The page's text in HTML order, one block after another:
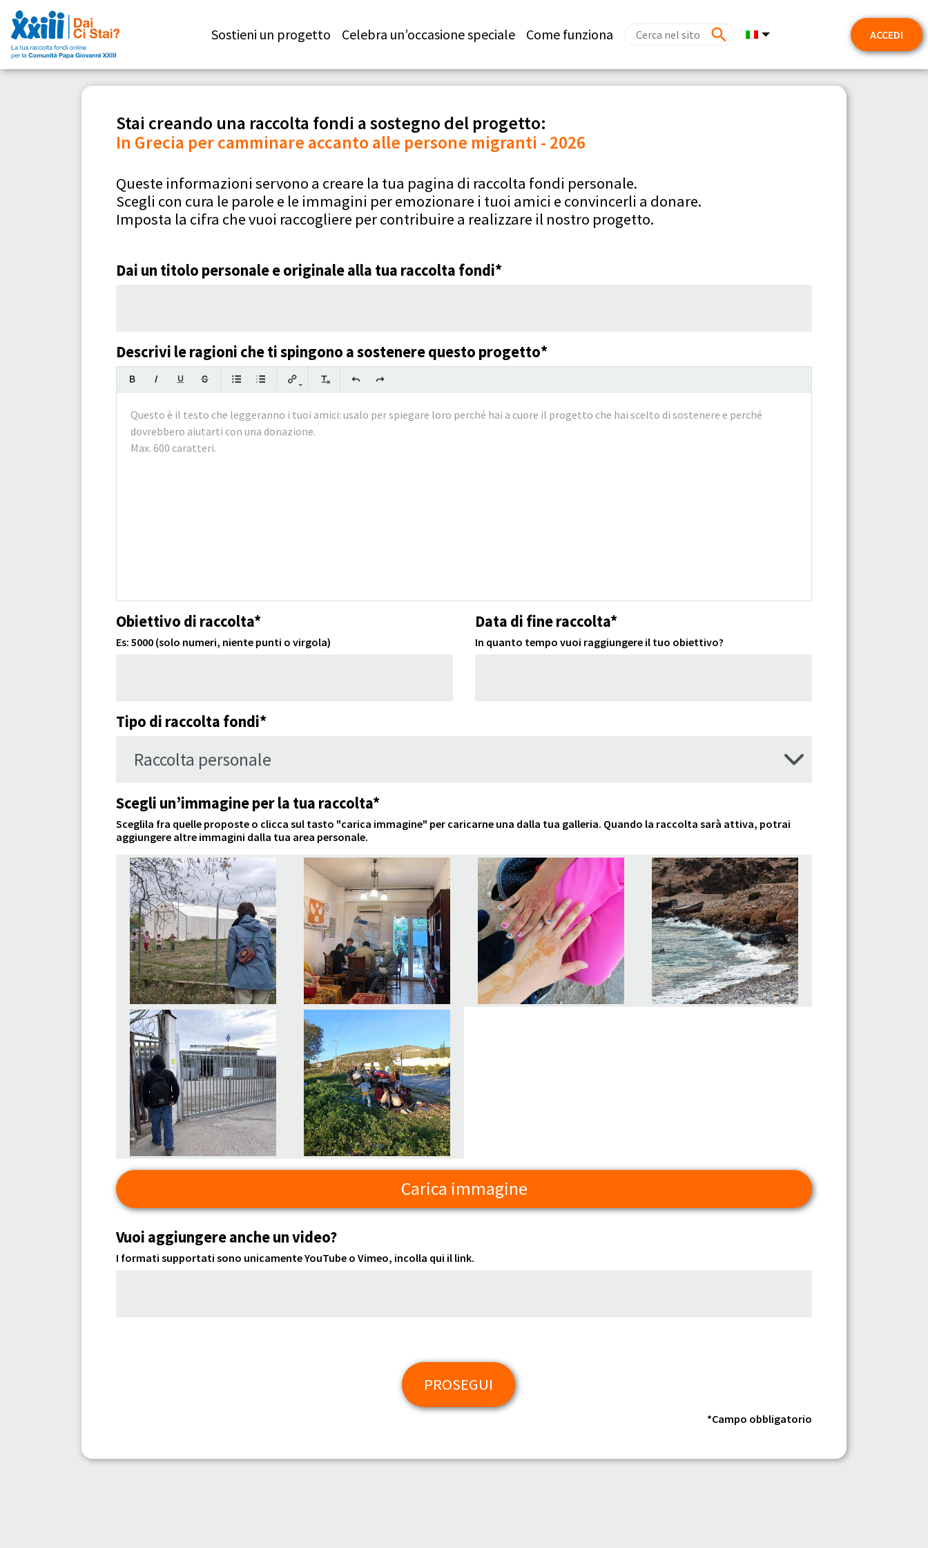
Sostieni un progetto Celebra un’occasione speciale Come funziona ACCEDI
Stai creando una raccolta fondi a sostegno del progetto:
In Grecia per camminare accanto alle persone migranti - 2026
Queste informazioni servono a creare la tua pagina di raccolta fondi personale.
Scegli con cura le parole e le immagini per emozionare i tuoi amici e convincerli a donare.
Imposta la cifra che vuoi raccogliere per contribuire a realizzare il nostro progetto.
Dai un titolo personale e originale alla tua raccolta fondi*
Descrivi le ragioni che ti spingono a sostenere questo progetto*
Obiettivo di raccolta*
Es: 5000 (solo numeri, niente punti o virgola)
Data di fine raccolta*
In quanto tempo vuoi raggiungere il tuo obiettivo?
Tipo di raccolta fondi*
Scegli un’immagine per la tua raccolta*
Sceglila fra quelle proposte o clicca sul tasto "carica immagine" per caricarne una dalla tua galleria. Quando la raccolta sarà attiva, potrai
aggiungere altre immagini dalla tua area personale.
Carica immagine
Vuoi aggiungere anche un video?
I formati supportati sono unicamente YouTube o Vimeo, incolla qui il link.
PROSEGUI
*Campo obbligatorio